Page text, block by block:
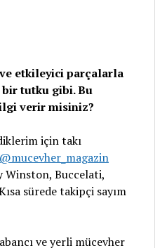
etkileyici parçalarla
tutku gibi. Bu
verir misiniz?
için takı
@mucevher_magazin
Winston, Buccelati,
sürede takipçi sayım
ve yerli mücevher